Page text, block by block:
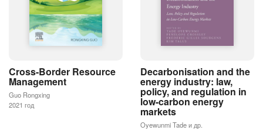
Cross-Border Resource
Management
Guo Rongxing
2021 год
Decarbonisation and the
energy industry: law,
policy, and regulation in
low-carbon energy
markets
Oyewunmi Tade и др.